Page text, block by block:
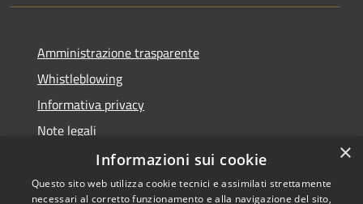
Amministrazione trasparente
Whistleblowing
Informativa privacy
Note legali
Dichiarazione di accessibilità
×
Informazioni sui cookie
Questo sito web utilizza cookie tecnici e assimilati strettamente
necessari al corretto funzionamento e alla navigazione del sito,